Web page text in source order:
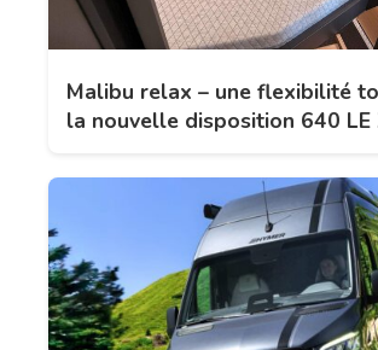
Malibu relax – une flexibilité
la nouvelle disposition 640 LE